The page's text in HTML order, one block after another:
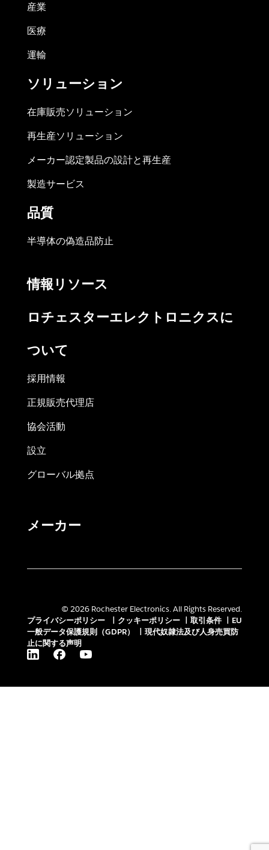
産業
医療
運輸
ソリューション
在庫販売ソリューション
再生産ソリューション
メーカー認定製品の設計と再生産
製造サービス
品質
半導体の偽造品防止
情報リソース
ロチェスターエレクトロニクスに
ついて
採用情報
正規販売代理店
協会活動
設立
グローバル拠点
メーカー
© 2026 Rochester Electronics. All Rights Reserved.
プライバシーポリシー
クッキーポリシー 取引条件
EU
一般データ保護規則（GDPR）
現代奴隷法及び人身売買防
止に関する声明